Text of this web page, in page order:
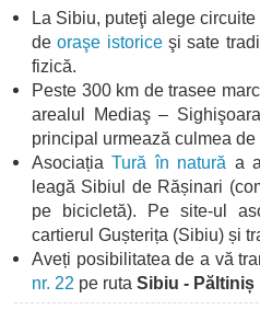
La Sibiu, puteţi alege
deoraşe istoriceşi sate
fizică.
Peste 300 km de trasee
arealul Mediaş –
principal urmează culmea
AsociațiaTură în natură a
leagă Sibiul de Rășinari
pe bicicletă). Pe site-ul
cartierul Gușterița (Sibiu) și
Aveți posibilitatea de a vă
nr. 22 pe ruta Sibiu - Păltiniș